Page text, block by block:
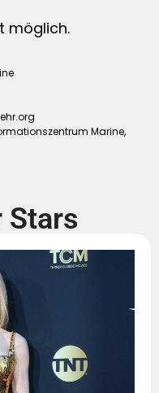
möglich.
Marine,
Stars